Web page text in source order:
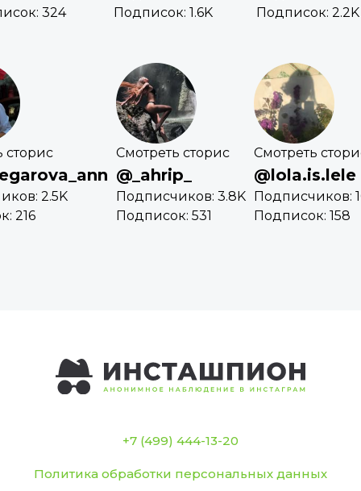
324
Подписок: 1.6K
Подписок: 2.2K
сторис
2.5K
216
Смотреть сторис
@_ahrip_
Подписчиков: 3.8K
Подписок: 531
Смотреть
@lola.is.lele
Подписчиков:
Подписок: 158
+7 (499) 444-13-20
Политика обработки персональных данных